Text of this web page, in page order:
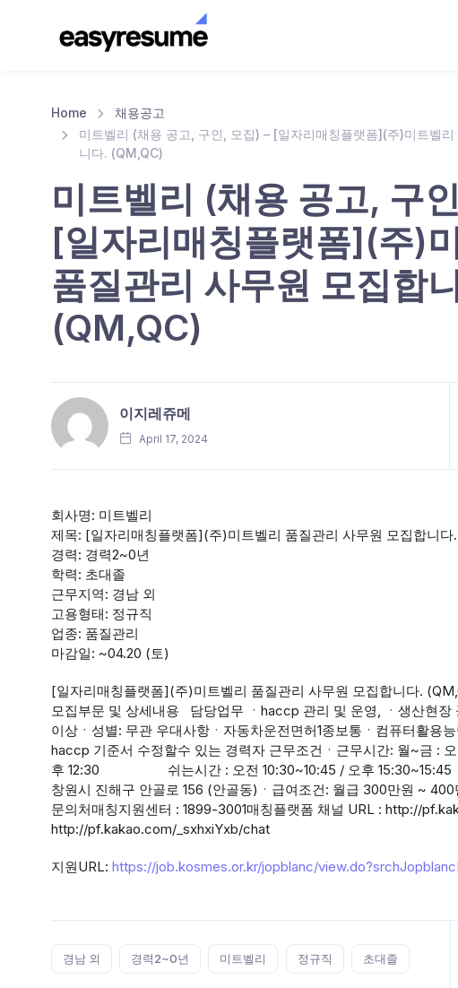
Home
채용공고
미트벨리 (채용 공고, 구인, 모집) – [일자리매칭플랫폼](주)미트벨
니다. (QM,QC)
미트벨리 (채용 공고, 구
[일자리매칭플랫폼](주)
품질관리 사무원 모집합
(QM,QC)
이지레쥬메
April 17, 2024
회사명: 미트벨리
제목: [일자리매칭플랫폼](주)미트벨리 품질관리 사무원 모집합니다
경력: 경력2~0년
학력: 초대졸
근무지역: 경남 외
고용형태: 정규직
업종: 품질관리
마감일: ~04.20 (토)
[일자리매칭플랫폼](주)미트벨리 품질관리 사무원 모집합니다.
모집부문 및 상세내용 담당업무 ㆍhaccp 관리 및 운영, ㆍ생산현
이상ㆍ성별: 무관 우대사항ㆍ자동차운전면허1종보통ㆍ컴퓨터활용
haccp 기준서 수정할수 있는 경력자 근무조건ㆍ근무시간: 월
후 12:30 쉬는시간 : 오전 10:30~10:45 / 오후
창원시 진해구 안골로 156 (안골동)ㆍ급여조건: 월급 300만원 ~
문의처매칭지원센터 : 1899-3001매칭플랫폼 채널 URL : http://
http://pf.kakao.com/_sxhxiYxb/chat
지원URL: https://job.kosmes.or.kr/jopblanc/
경남 외 경력2~0년 미트벨리 정규직 초대졸